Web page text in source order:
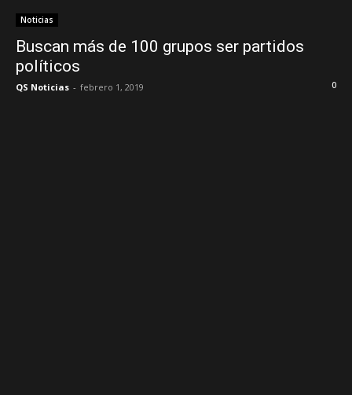
Noticias
Buscan más de 100 grupos ser partidos
políticos
QS Noticias - febrero 1, 2019 0